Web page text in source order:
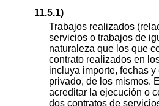
11.5.1)
Trabajos realizados
servicios o trabajos de
naturaleza que los que
contrato realizados en
incluya importe, fechas
privado, de los mismos.
acreditar la ejecución o
dos contratos de